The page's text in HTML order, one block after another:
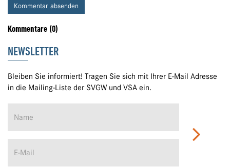
Kommentar absenden
Kommentare (0)
NEWSLETTER
Bleiben Sie informiert! Tragen Sie sich mit Ihrer E-Mail Adresse
in die Mailing-Liste der SVGW und VSA ein.